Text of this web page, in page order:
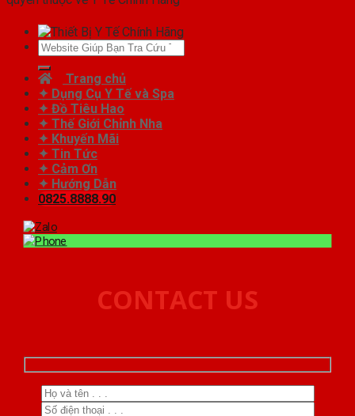
Tìm
Trang chủ
✦ Dụng Cụ Y Tế và Spa
✦ Đồ Tiêu Hao
✦ Thế Giới Chỉnh Nha
✦ Khuyến Mãi
✦ Tin Tức
✦ Cảm Ơn
✦ Hướng Dẫn
0825.8888.90
CONTACT US